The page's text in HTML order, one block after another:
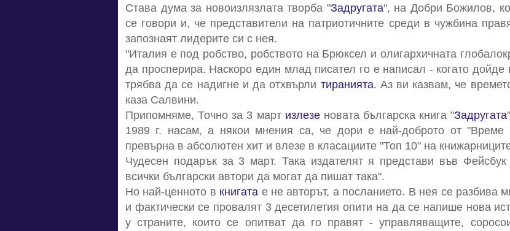
Става дума за новоизлязлата творба "Задругата", на Добри Божилов,
се говори и, че представители на патриотичните среди в чужбина
запознаят лидерите си с нея.
"Италия е под робство, робството на Брюксел и олигархичната
да просперира. Наскоро един млад писател го е написал - когато дойде
трябва да се надигне и да отхвърли тиранията. Аз ви казвам, че
каза Салвини.
Припомняме, Точно за 3 март излезеновата българска книга "Задругата
1989 г. насам, а някои мнения са, че дори е най-доброто от
превърна в абсолютен хит и влезе в класациите "Топ 10" на
Чудесен подарък за 3 март. Така издателят я представи във
всички български автори да могат да пишат така".
Но най-ценното в книгата е не авторът, а посланието. В нея се разбива
и фактически се провалят 3 десетилетия опити на да се напише нова
у страните, които се опитват да го правят - управляващите,